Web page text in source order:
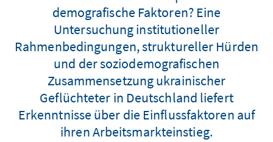
demografische Faktoren? Eine
Untersuchung institutioneller
Rahmenbedingungen, struktureller Hürden
und der soziodemografischen
Zusammensetzung ukrainischer
Geflüchteter in Deutschland liefert
Erkenntnisse über die Einflussfaktoren auf
ihren Arbeitsmarkteinstieg.